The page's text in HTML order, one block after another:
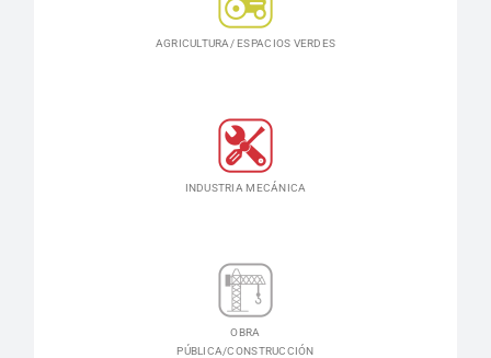
AGRICULTURA/ ESPACIOS VERDES
INDUSTRIA MECÁNICA
OBRA
PÚBLICA/CONSTRUCCIÓN